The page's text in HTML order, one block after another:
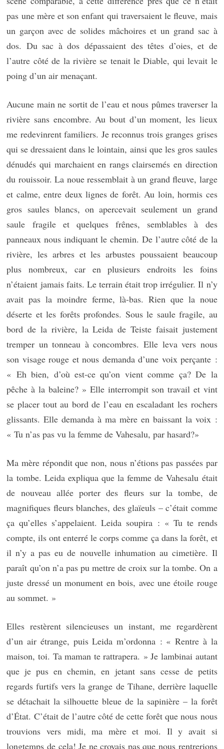
pas une mère et son enfant qui traversaient le fleuve, mais
un garçon avec de solides mâchoires et un grand sac à
dos. Du sac à dos dépassaient des têtes d’oies, et de
l’autre côté de la rivière se tenait le Diable, qui levait le
poing d’un air menaçant.
Aucune main ne sortit de l’eau et nous pûmes traverser la
rivière sans encombre. Au bout d’un moment, les lieux
me redevinrent familiers. Je reconnus trois granges grises
qui se dressaient dans le lointain, ainsi que les gros saules
dénudés qui marchaient en rangs clairsemés en direction
du rouissoir. La noue ressemblait à un grand fleuve, large
et calme, entre deux lignes de forêt. Au loin, hormis ces
gros saules blancs, on apercevait seulement un grand
saule fragile et quelques frênes, semblables à des
panneaux nous indiquant le chemin. De l’autre côté de la
rivière, les arbres et les arbustes poussaient beaucoup
plus nombreux, car en plusieurs endroits les foins
n’étaient jamais faits. Le terrain était trop irrégulier. Il n’y
avait pas la moindre ferme, là-bas. Rien que la noue
déserte et les forêts profondes. Sous le saule fragile, au
bord de la rivière, la Leida de Teiste faisait justement
tremper un tonneau à concombres. Elle leva vers nous
son visage rouge et nous demanda d’une voix perçante :
« Eh bien, d’où est-ce qu’on vient comme ça? De la
pêche à la baleine? » Elle interrompit son travail et vint
se placer tout au bord de l’eau en escaladant les rochers
glissants. Elle demanda à ma mère en baissant la voix :
« Tu n’as pas vu la femme de Vahesalu, par hasard?»
Ma mère répondit que non, nous n’étions pas passées par
la tombe. Leida expliqua que la femme de Vahesalu était
de nouveau allée porter des fleurs sur la tombe, de
magnifiques fleurs blanches, des glaïeuls – c’était comme
ça qu’elles s’appelaient. Leida soupira : « Tu te rends
compte, ils ont enterré le corps comme ça dans la forêt, et
il n’y a pas eu de nouvelle inhumation au cimetière. Il
paraît qu’on n’a pas pu mettre de croix sur la tombe. On a
juste dressé un monument en bois, avec une étoile rouge
au sommet. »
Elles restèrent silencieuses un instant, me regardèrent
d’un air étrange, puis Leida m’ordonna : « Rentre à la
maison, toi. Ta maman te rattrapera. » Je lambinai autant
que je pus en chemin, en jetant sans cesse de petits
regards furtifs vers la grange de Tihane, derrière laquelle
se détachait la silhouette bleue de la sapinière – la forêt
d’État. C’était de l’autre côté de cette forêt que nous nous
trouvions vers midi, ma mère et moi. Il y avait si
longtemps de cela! Je ne croyais pas que nous rentrerions